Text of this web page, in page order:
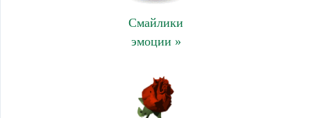
Смайлики
эмоции »